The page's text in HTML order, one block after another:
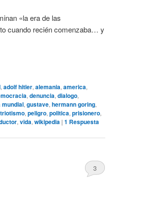
«la era de las
cuando recién comenzaba… y
, adolf hitler, alemania, america,
, denuncia, dialogo,
mundial, gustave, hermann goring,
, peligro, politica, prisionero,
, vida, wikipedia | 1 Respuesta
3